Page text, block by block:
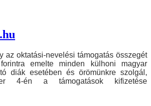
az oktatási-nevelési támogatás összegét
emelte minden külhoni magyar
diák esetében és örömünkre szolgál,
4-én a támogatások kifizetése